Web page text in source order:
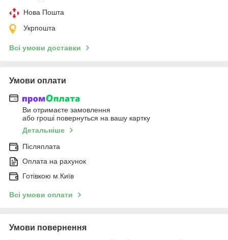
Нова Пошта
Укрпошта
Всі умови доставки
Умови оплати
Ви отримаєте замовлення
або гроші повернуться на вашу картку
Детальніше
Післяплата
Оплата на рахунок
Готівкою м.Київ
Всі умови оплати
Умови повернення